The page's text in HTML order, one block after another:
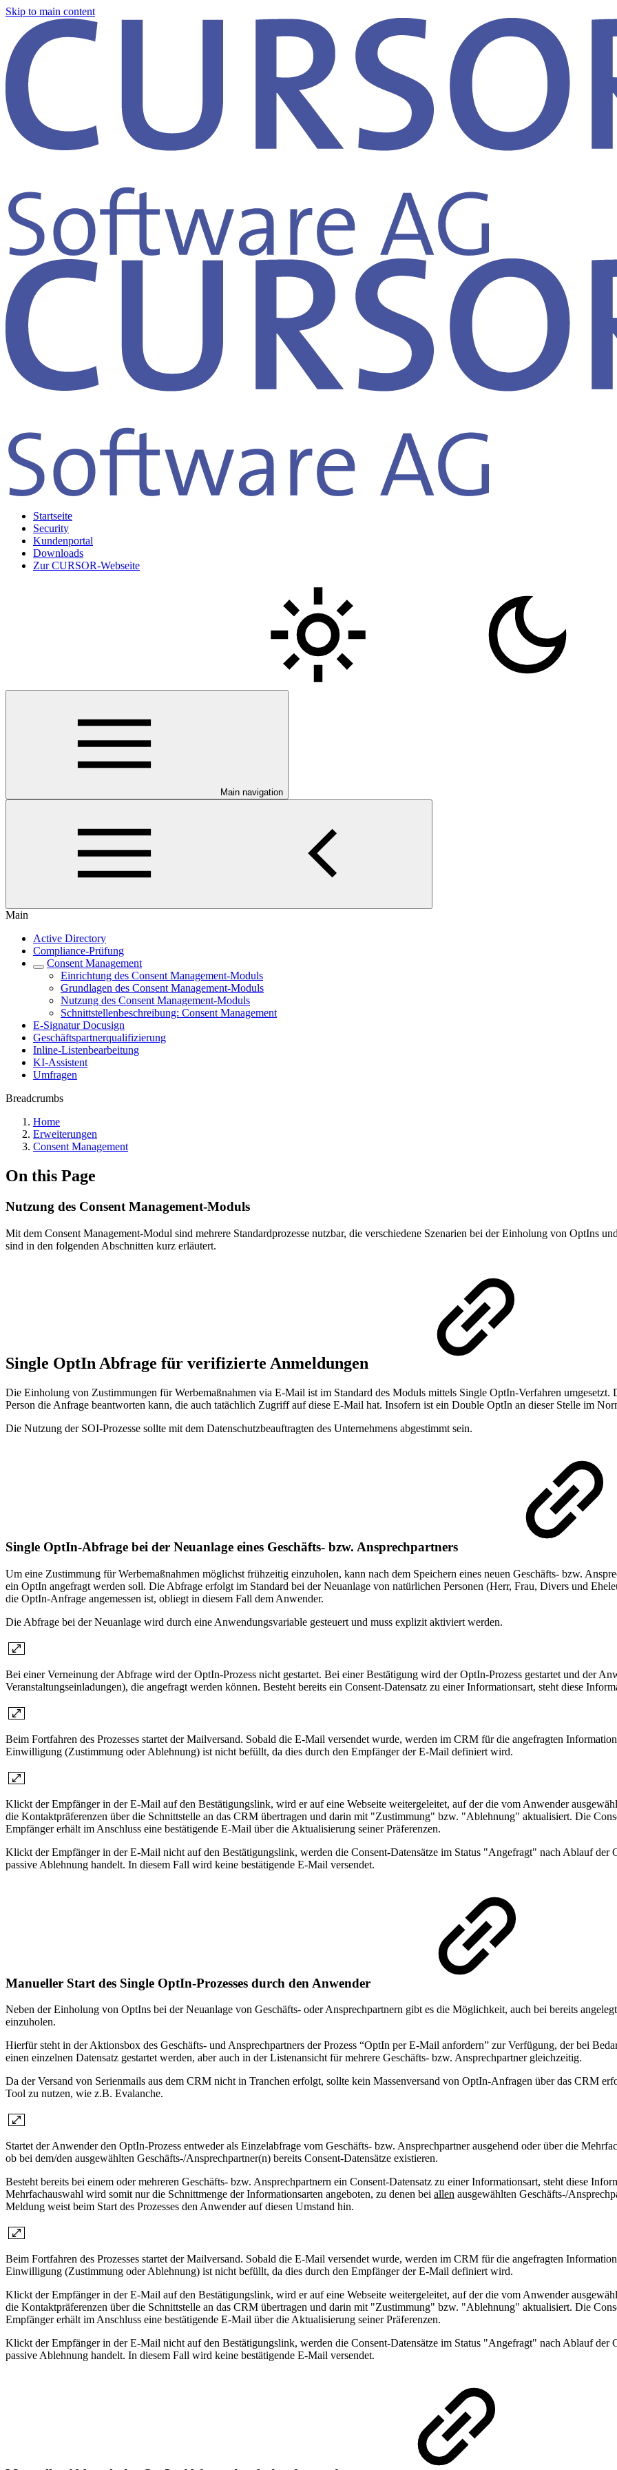
Skip to main content
Startseite
Security
Kundenportal
Downloads
Zur CURSOR-Webseite
Main navigation
Main
Active Directory
Compliance-Prüfung
Consent Management
Einrichtung des Consent Management-Moduls
Grundlagen des Consent Management-Moduls
Nutzung des Consent Management-Moduls
Schnittstellenbeschreibung: Consent Management
E-Signatur Docusign
Geschäftspartnerqualifizierung
Inline-Listenbearbeitung
KI-Assistent
Umfragen
Breadcrumbs
Home
Erweiterungen
Consent Management
On this Page
Nutzung des Consent Management-Moduls
Mit dem Consent Management-Modul sind mehrere Standardprozesse nutzbar, die verschiedene Szenarien bei der Einholung von OptIns
sind in den folgenden Abschnitten kurz erläutert.
Single OptIn Abfrage für verifizierte Anmeldungen
Die Einholung von Zustimmungen für Werbemaßnahmen via E-Mail ist im Standard des Moduls mittels Single OptIn-Verfahren
Person die Anfrage beantworten kann, die auch tatächlich Zugriff auf diese E-Mail hat. Insofern ist ein Double OptIn an dieser Stelle im
Die Nutzung der SOI-Prozesse sollte mit dem Datenschutzbeauftragten des Unternehmens abgestimmt sein.
Single OptIn-Abfrage bei der Neuanlage eines Geschäfts- bzw. Ansprechpartners
Um eine Zustimmung für Werbemaßnahmen möglichst frühzeitig einzuholen, kann nach dem Speichern eines neuen Geschäfts- bzw.
ein OptIn angefragt werden soll. Die Abfrage erfolgt im Standard bei der Neuanlage von natürlichen Personen (Herr, Frau, Divers und
die OptIn-Anfrage angemessen ist, obliegt in diesem Fall dem Anwender.
Die Abfrage bei der Neuanlage wird durch eine Anwendungsvariable gesteuert und muss explizit aktiviert werden.
Bei einer Verneinung der Abfrage wird der OptIn-Prozess nicht gestartet. Bei einer Bestätigung wird der OptIn-Prozess gestartet und der
Veranstaltungseinladungen), die angefragt werden können. Besteht bereits ein Consent-Datensatz zu einer Informationsart, steht diese
Beim Fortfahren des Prozesses startet der Mailversand. Sobald die E-Mail versendet wurde, werden im CRM für die angefragten
Einwilligung (Zustimmung oder Ablehnung) ist nicht befüllt, da dies durch den Empfänger der E-Mail definiert wird.
Klickt der Empfänger in der E-Mail auf den Bestätigungslink, wird er auf eine Webseite weitergeleitet, auf der die vom Anwender
die Kontaktpräferenzen über die Schnittstelle an das CRM übertragen und darin mit "Zustimmung" bzw. "Ablehnung" aktualisiert. Die
Empfänger erhält im Anschluss eine bestätigende E-Mail über die Aktualisierung seiner Präferenzen.
Klickt der Empfänger in der E-Mail nicht auf den Bestätigungslink, werden die Consent-Datensätze im Status "Angefragt" nach Ablauf der
passive Ablehnung handelt. In diesem Fall wird keine bestätigende E-Mail versendet.
Manueller Start des Single OptIn-Prozesses durch den Anwender
Neben der Einholung von OptIns bei der Neuanlage von Geschäfts- oder Ansprechpartnern gibt es die Möglichkeit, auch bei bereits
einzuholen.
Hierfür steht in der Aktionsbox des Geschäfts- und Ansprechpartners der Prozess “OptIn per E-Mail anfordern” zur Verfügung, der bei
einen einzelnen Datensatz gestartet werden, aber auch in der Listenansicht für mehrere Geschäfts- bzw. Ansprechpartner gleichzeitig.
Da der Versand von Serienmails aus dem CRM nicht in Tranchen erfolgt, sollte kein Massenversand von OptIn-Anfragen über das CRM
Tool zu nutzen, wie z.B. Evalanche.
Startet der Anwender den OptIn-Prozess entweder als Einzelabfrage vom Geschäfts- bzw. Ansprechpartner ausgehend oder über die
ob bei dem/den ausgewählten Geschäfts-/Ansprechpartner(n) bereits Consent-Datensätze existieren.
Besteht bereits bei einem oder mehreren Geschäfts- bzw. Ansprechpartnern ein Consent-Datensatz zu einer Informationsart, steht diese
Mehrfachauswahl wird somit nur die Schnittmenge der Informationsarten angeboten, zu denen bei allen ausgewählten Geschäfts-/
Meldung weist beim Start des Prozesses den Anwender auf diesen Umstand hin.
Beim Fortfahren des Prozesses startet der Mailversand. Sobald die E-Mail versendet wurde, werden im CRM für die angefragten
Einwilligung (Zustimmung oder Ablehnung) ist nicht befüllt, da dies durch den Empfänger der E-Mail definiert wird.
Klickt der Empfänger in der E-Mail auf den Bestätigungslink, wird er auf eine Webseite weitergeleitet, auf der die vom Anwender
die Kontaktpräferenzen über die Schnittstelle an das CRM übertragen und darin mit "Zustimmung" bzw. "Ablehnung" aktualisiert. Die
Empfänger erhält im Anschluss eine bestätigende E-Mail über die Aktualisierung seiner Präferenzen.
Klickt der Empfänger in der E-Mail nicht auf den Bestätigungslink, werden die Consent-Datensätze im Status "Angefragt" nach Ablauf der
passive Ablehnung handelt. In diesem Fall wird keine bestätigende E-Mail versendet.